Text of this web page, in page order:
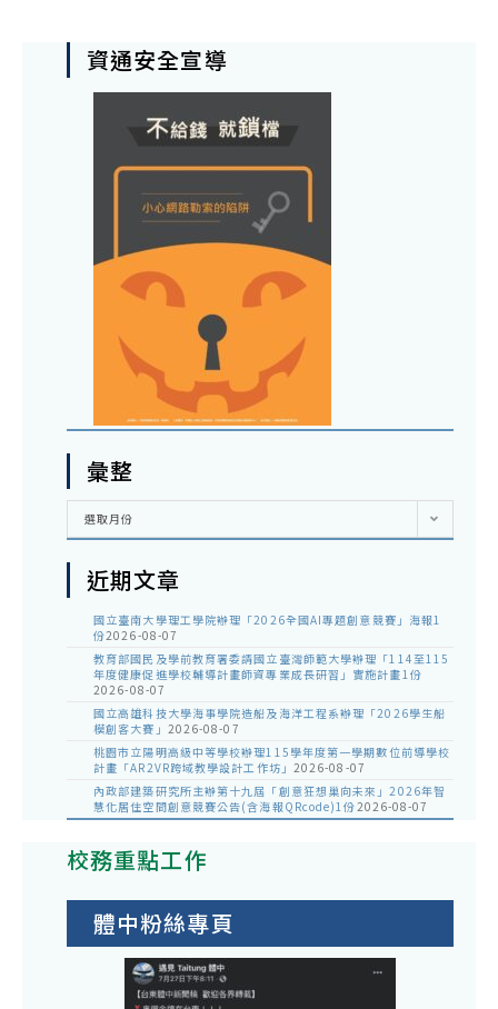
資通安全宣導
彙整
彙
選取月份
近期文章
國立臺南大學理工學院辦理「2026全國AI專題創意競賽」海報1
份2026-08-07
教育部國民及學前教育署委請國立臺灣師範大學辦理「114至115
年度健康促進學校輔導計畫師資專業成長研習」實施計畫1份
2026-08-07
國立高雄科技大學海事學院造船及海洋工程系辦理「2026學生船
模創客大賽」 2026-08-07
桃園市立陽明高級中等學校辦理115學年度第一學期數位前導學校
計畫「AR2VR跨域教學設計工作坊」 2026-08-07
內政部建築研究所主辦第十九屆「創意狂想巢向未來」2026年智
慧化居住空間創意競賽公告(含海報QRcode)1份2026-08-07
校務重點工作
體中粉絲專頁